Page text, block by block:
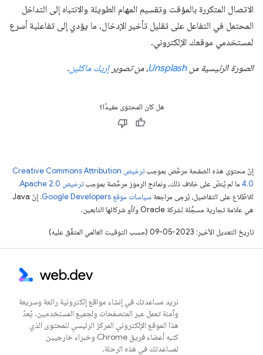
الاتصال المتكررة بالمؤقت وتقسيم المهام الطويلة والانتباه إلى التداخل
المحتمل في التفاعل على تقليل تأخير الإدخال، ما يؤدي إلى تفاعلية أسرع
لمستخدمي موقعك الإلكتروني.
الصورة الرئيسية منUnsplash، من تصويرإريك ماكلين.
هل كان المحتوى مفيدًا؟
إنّ محتوى هذه الصفحة مرخّص بموجب
ترخيص Creative Commons Attribution
4.0‏ ما لم يُنصّ على خلاف ذلك، ونماذج الرموز مرخّصة بموجبترخيص Apache 2.0‏
.
للاطّلاع على التفاصيل، يُرجى مراجعة سياسات موقع Google Developers‏
. إنّ Java
هي علامة تجارية مسجَّلة لشركة Oracle و/أو شركائها التابعين.
تاريخ التعديل الأخير: 2023-05-09 (حسب التوقيت العالمي المتفَّق عليه)
نريد مساعدتك في إنشاء مواقع إلكترونية رائعة وسريعة
وآمنة تعمل عبر المتصفحات ولجميع المستخدمين. يُعدّ
هذا الموقع الإلكتروني المركز الرئيسي للمحتوى الذي
كتبه أعضاء فريق Chrome وخبراء خارجيين
لمساعدتك في هذه الرحلة.